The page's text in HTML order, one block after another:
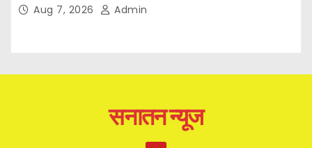
Aug 7, 2026 Admin
सनातन न्यूज